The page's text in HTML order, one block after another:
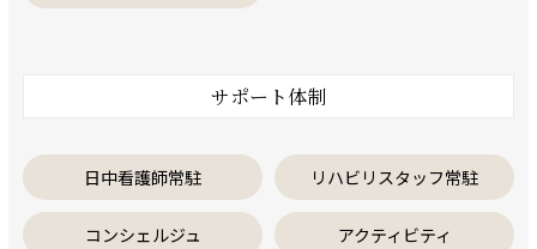
サポート体制
日中看護師常駐 リハビリスタッフ常駐
コンシェルジュ アクティビティ